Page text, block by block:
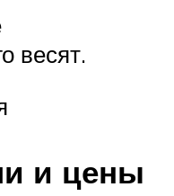
весят.
и цены